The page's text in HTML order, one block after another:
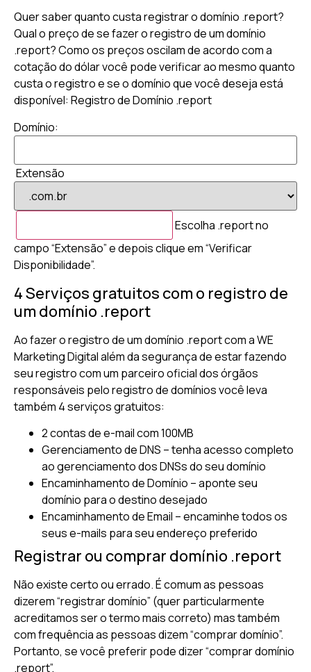
Quer saber quanto custa registrar o domínio .report?
Qual o preço de se fazer o registro de um domínio
.report? Como os preços oscilam de acordo com a
cotação do dólar você pode verificar ao mesmo quanto
custa o registro e se o domínio que você deseja está
disponível: Registro de Domínio .report
Domínio:
Extensão
Escolha .report no
campo “Extensão” e depois clique em “Verificar
Disponibilidade”.
4 Serviços gratuitos com o registro de
um domínio .report
Ao fazer o registro de um domínio .report com a WE
Marketing Digital além da segurança de estar fazendo
seu registro com um parceiro oficial dos órgãos
responsáveis pelo registro de domínios você leva
também 4 serviços gratuitos:
2 contas de e-mail com 100MB
Gerenciamento de DNS – tenha acesso completo
ao gerenciamento dos DNSs do seu domínio
Encaminhamento de Domínio – aponte seu
domínio para o destino desejado
Encaminhamento de Email – encaminhe todos os
seus e-mails para seu endereço preferido
Registrar ou comprar domínio .report
Não existe certo ou errado. É comum as pessoas
dizerem “registrar domínio” (quer particularmente
acreditamos ser o termo mais correto) mas também
com frequência as pessoas dizem “comprar domínio”.
Portanto, se você preferir pode dizer “comprar domínio
.report”.